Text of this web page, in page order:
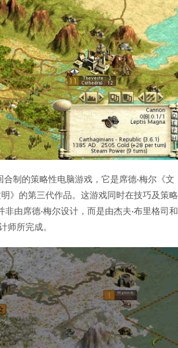
合制的策略性电脑游戏，它是席德·梅尔《文
》的第三代作品。这游戏同时在技巧及策略
由席德·梅尔设计，而是由杰夫·布里格司和
师所完成。